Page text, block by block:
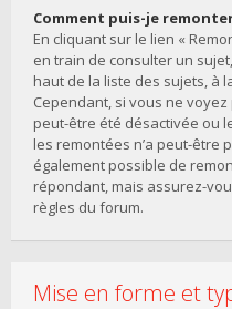
Comment puis-je
En cliquant sur le lien «
en train de consulter un
haut de la liste des sujets, à
Cependant, si vous ne
peut-être été désactivée ou
les remontées n’a peut-être
également possible de
répondant, mais assurez-
règles du forum.
Mise en forme et